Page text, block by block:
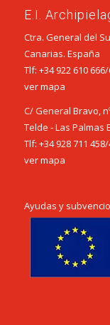
E.I.
Ctra. General del
Canarias. España
Tlf: +34 922 610 666/
ver mapa
C/ General Bravo,
Telde - Las Palmas
Tlf: +34 928 711 458/
ver mapa
Ayudas y